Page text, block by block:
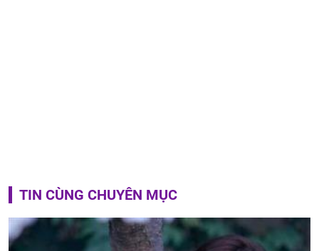
TIN CÙNG CHUYÊN MỤC